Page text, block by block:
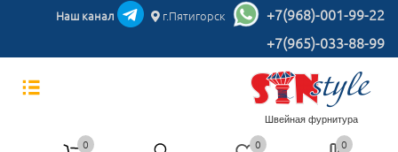
Наш канал г.Пятигорск
+7(968)-001-99-22
+7(965)-033-88-99
Швейная фурнитура
0 0 0